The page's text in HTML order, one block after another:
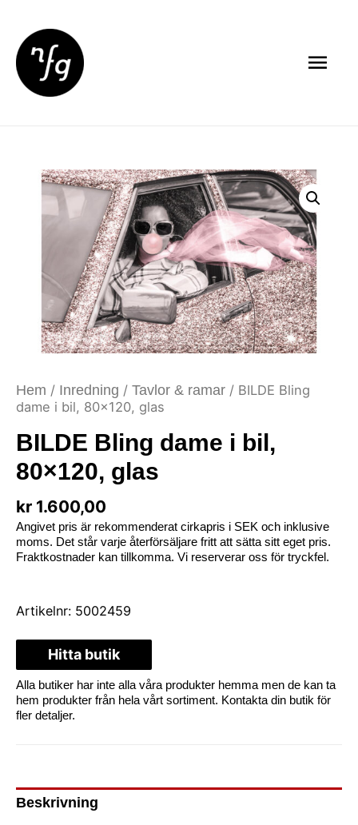
Hem / Inredning / Tavlor & ramar / BILDE Bling
dame i bil, 80×120, glas
BILDE Bling dame i bil,
80×120, glas
kr 1.600,00
Angivet pris är rekommenderat cirkapris i SEK och inklusive
moms. Det står varje återförsäljare fritt att sätta sitt eget pris.
Fraktkostnader kan tillkomma. Vi reserverar oss för tryckfel.
Artikelnr: 5002459
Hitta butik
Alla butiker har inte alla våra produkter hemma men de kan ta
hem produkter från hela vårt sortiment. Kontakta din butik för
fler detaljer.
Beskrivning